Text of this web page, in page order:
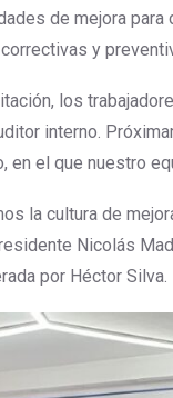
de mejora
y
los
interno.
en el que nuestro
la cultura de
Nicolás
por Héctor Silva.